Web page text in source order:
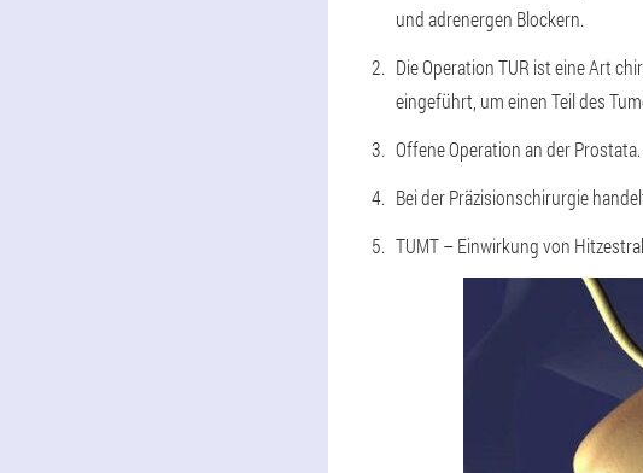
und adrenergen Blockern.
Die Operation TUR ist eine Art
eingeführt, um einen Teil des
Offene Operation an der Prostata.
Bei der Präzisionschirurgie
TUMT – Einwirkung von